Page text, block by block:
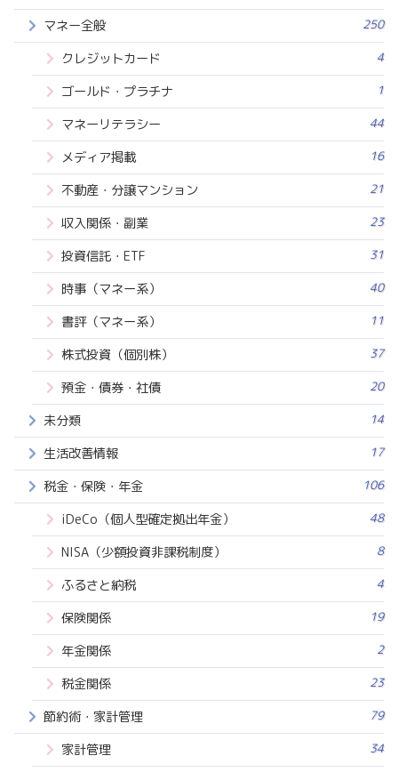
マネー全般
250
クレジットカード 4
ゴールド・プラチナ 1
マネーリテラシー 44
メディア掲載 16
不動産・分譲マンション 21
収入関係・副業 23
投資信託・ETF 31
時事（マネー系） 40
書評（マネー系） 11
株式投資（個別株） 37
預金・債券・社債 20
未分類 14
生活改善情報 17
税金・保険・年金 106
iDeCo（個人型確定拠出年金） 48
NISA（少額投資非課税制度） 8
ふるさと納税 4
保険関係 19
年金関係 2
税金関係 23
節約術・家計管理 79
家計管理 34